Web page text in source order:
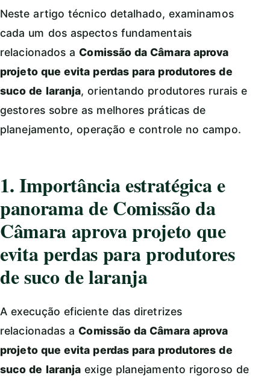
Neste artigo técnico detalhado, examinamos
cada um dos aspectos fundamentais
relacionados aComissão da Câmara aprova
projeto que evita perdas para produtores de
suco de laranja, orientando produtores rurais e
gestores sobre as melhores práticas de
planejamento, operação e controle no campo.
1. Importância estratégica e
panorama de Comissão da
Câmara aprova projeto que
evita perdas para produtores
de suco de laranja
A execução eficiente das diretrizes
relacionadas aComissão da Câmara aprova
projeto que evita perdas para produtores de
suco de laranja exige planejamento rigoroso de